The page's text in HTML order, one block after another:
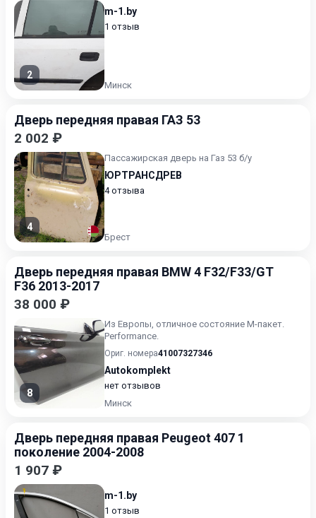
2
m-1.by
1 отзыв
Минск
Дверь передняя правая ГАЗ 53
2 002 ₽
4
Пассажирская дверь на Газ 53 б/у
ЮРТРАНСДРЕВ
4 отзыва
Брест
Дверь передняя правая BMW 4 F32/F33/GT
F36 2013-2017
38 000 ₽
8
Из Европы, отличное состояние М-пакет.
Performance.
Ориг. номера41007327346
Autokomplekt
нет отзывов
Минск
Дверь передняя правая Peugeot 407 1
поколение 2004-2008
1 907 ₽
m-1.by
1 отзыв